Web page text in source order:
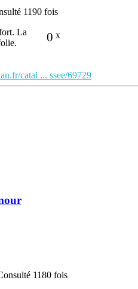
1190 fois
0 x
La
catal ... ssee/69729
1180 fois